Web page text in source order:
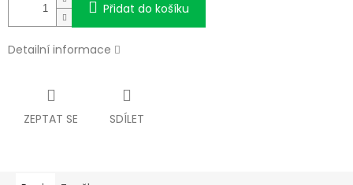
Přidat do košíku
Detailní informace
ZEPTAT SE SDÍLET